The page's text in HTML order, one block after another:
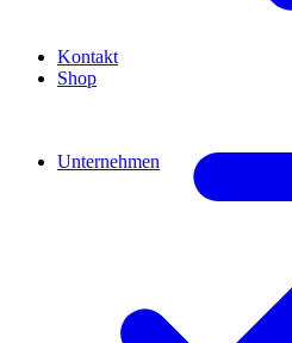
Kontakt
Shop
Unternehmen